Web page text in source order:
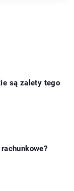
są zalety tego